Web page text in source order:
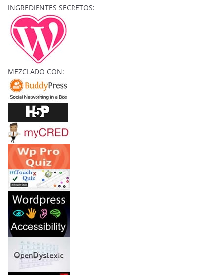
H
Z
Y
C
O
J
U
S
INGREDIENTES SECRETOS:
MEZCLADO CON: